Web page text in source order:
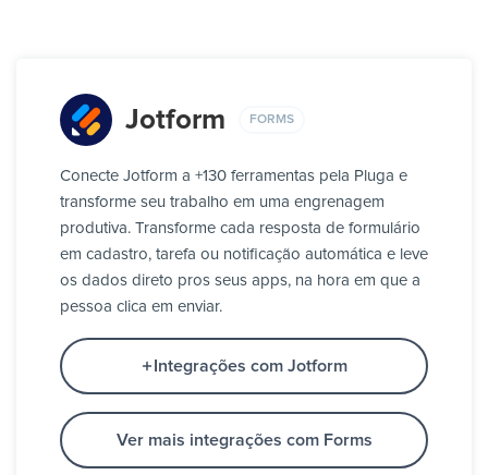
Jotform FORMS
Conecte Jotform a +130 ferramentas pela Pluga e
transforme seu trabalho em uma engrenagem
produtiva. Transforme cada resposta de formulário
em cadastro, tarefa ou notificação automática e leve
os dados direto pros seus apps, na hora em que a
pessoa clica em enviar.
Integrações com Jotform
Ver mais integrações com Forms